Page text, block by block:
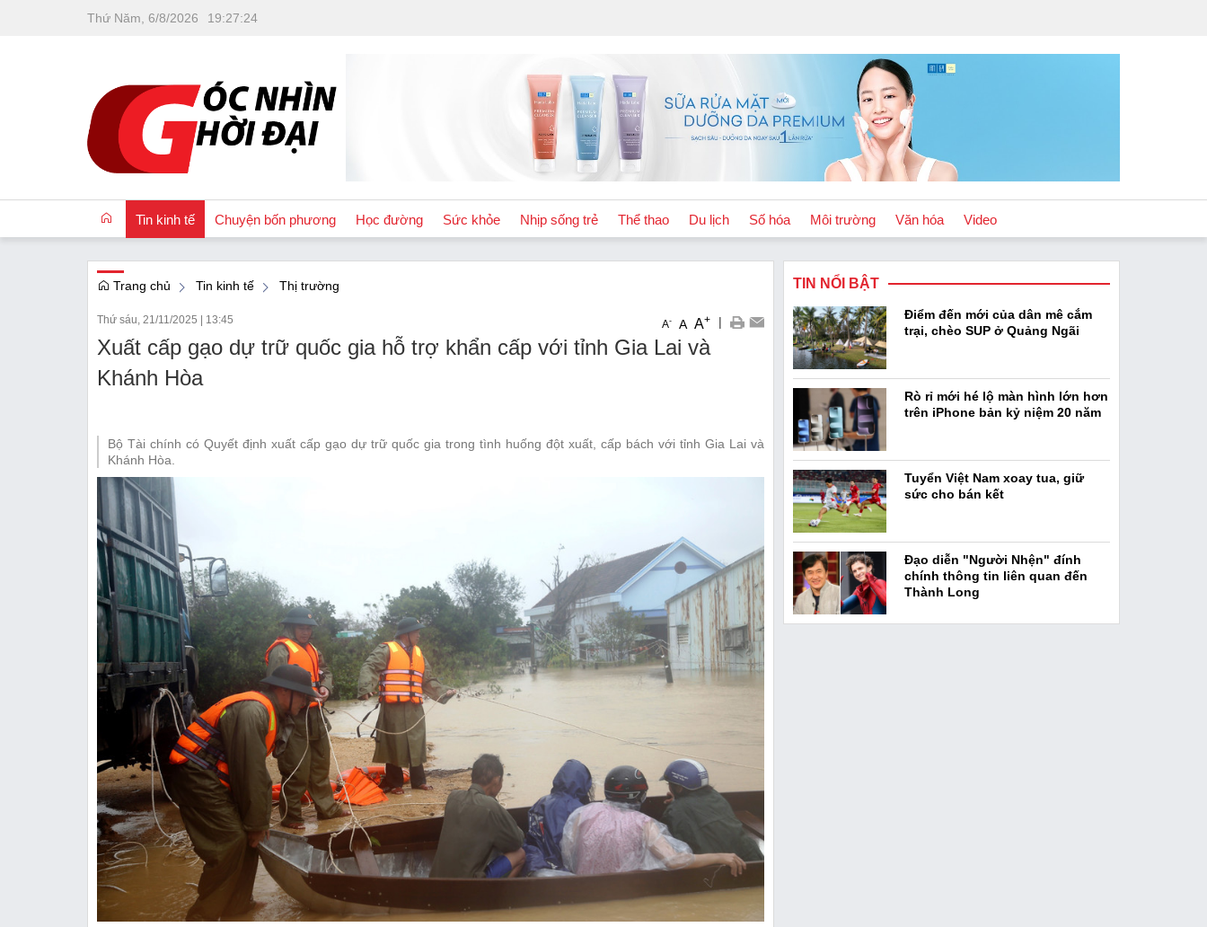
Thứ Năm, 6/8/2026 19:27:25
Tin kinh tế
Quốc tế
Tài chính
Emagazine
Chuyện bốn phương Học đường Sức khỏe Nhịp sống trẻ Thể thao Du lịch Số hóa Môi trường Văn hóa
Podcast
Video
Trang chủ Tin kinh tế Thị trường
Thứ sáu, 21/11/2025 | 13:45 A- A A+ |
Xuất cấp gạo dự trữ quốc gia hỗ trợ khẩn cấp với tỉnh Gia Lai và
Khánh Hòa
Bộ Tài chính có Quyết định xuất cấp gạo dự trữ quốc gia trong tình huống đột xuất, cấp bách với tỉnh Gia Lai và
Khánh Hòa.
TIN NỔI BẬT
Điểm đến mới của dân mê cắm
trại, chèo SUP ở Quảng Ngãi
Rò rỉ mới hé lộ màn hình lớn hơn
trên iPhone bản kỷ niệm 20 năm
Tuyển Việt Nam xoay tua, giữ
sức cho bán kết
Đạo diễn "Người Nhện" đính
chính thông tin liên quan đến
Thành Long